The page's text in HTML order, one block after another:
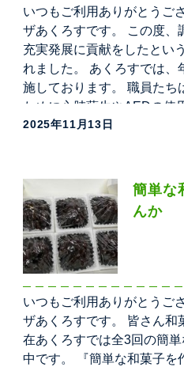
いつもご利用ありがとうご
ザあくろすです。 この度、
充実発展に貢献をしたとい
れました。 あくろすでは、
施しております。 職員たち
ために心肺蘇生やAEDの使
用者の皆様が安全にあくろ
2025年11月13日
簡単な
んか
いつもご利用ありがとうご
ザあくろすです。 皆さん和
在あくろすでは全3回の簡
中です。 『簡単な和菓子を